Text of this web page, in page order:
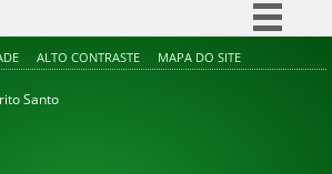
Simplifique!
ALTO CONTRASTE MAPA DO SITE
Santo